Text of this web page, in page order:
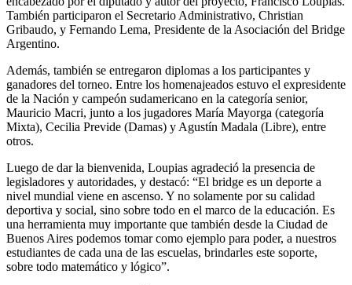
También participaron el Secretario Administrativo, Christian
Gribaudo, y Fernando Lema, Presidente de la Asociación del Bridge
Argentino.
Además, también se entregaron diplomas a los participantes y
ganadores del torneo. Entre los homenajeados estuvo el expresidente
de la Nación y campeón sudamericano en la categoría senior,
Mauricio Macri, junto a los jugadores María Mayorga (categoría
Mixta), Cecilia Previde (Damas) y Agustín Madala (Libre), entre
otros.
Luego de dar la bienvenida, Loupias agradeció la presencia de
legisladores y autoridades, y destacó: “El bridge es un deporte a
nivel mundial viene en ascenso. Y no solamente por su calidad
deportiva y social, sino sobre todo en el marco de la educación. Es
una herramienta muy importante que también desde la Ciudad de
Buenos Aires podemos tomar como ejemplo para poder, a nuestros
estudiantes de cada una de las escuelas, brindarles este soporte,
sobre todo matemático y lógico”.